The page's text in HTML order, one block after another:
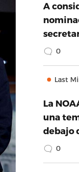
A
0
Last
La
una
debajo
0